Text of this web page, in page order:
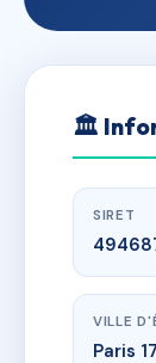
🏛
SIRET
VILLE
Paris 17